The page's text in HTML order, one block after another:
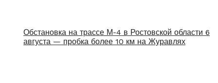
Обстановка на трассе М-4 в Ростовской области 6
августа — пробка более 10 км на Журавлях